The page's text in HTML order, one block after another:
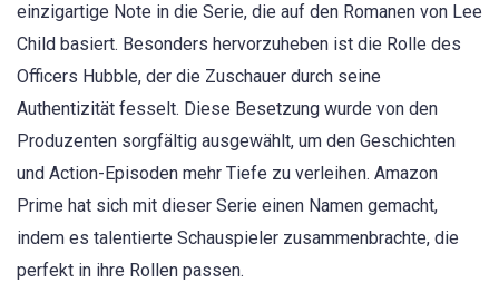
einzigartige Note in die Serie, die auf den Romanen von Lee
Child basiert. Besonders hervorzuheben ist die Rolle des
Officers Hubble, der die Zuschauer durch seine
Authentizität fesselt. Diese Besetzung wurde von den
Produzenten sorgfältig ausgewählt, um den Geschichten
und Action-Episoden mehr Tiefe zu verleihen. Amazon
Prime hat sich mit dieser Serie einen Namen gemacht,
indem es talentierte Schauspieler zusammenbrachte, die
perfekt in ihre Rollen passen.